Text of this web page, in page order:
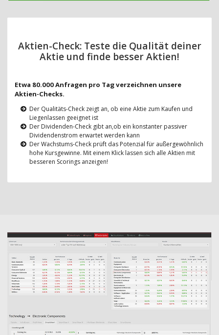
Aktien-Check: Teste die Qualität deiner
Aktie und finde besser Aktien!
Etwa 80.000 Anfragen pro Tag verzeichnen unsere
Aktien-Checks.
Der Qualitäts-Check zeigt an, ob eine Aktie zum Kaufen und
Liegenlassen geeignet ist
Der Dividenden-Check gibt an,ob ein konstanter passiver
Dividendenstrom erwartet werden kann
Der Wachstums-Check prüft das Potenzial für außergewöhnlich
hohe Kursgewinne. Mit einem Klick lassen sich alle Aktien mit
besseren Scorings anzeigen!